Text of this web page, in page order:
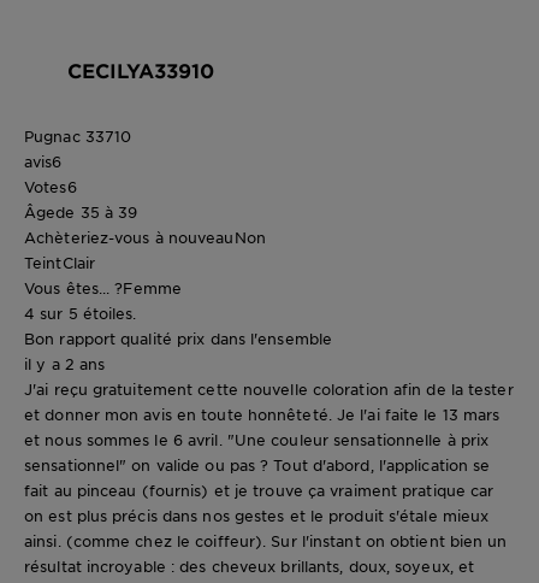
CECILYA33910
Pugnac 33710
avis6
Votes6
Âgede 35 à 39
Achèteriez-vous à nouveauNon
TeintClair
Vous êtes... ?Femme
4 sur 5 étoiles.
Bon rapport qualité prix dans l'ensemble
il y a 2 ans
J'ai reçu gratuitement cette nouvelle coloration afin de la tester
et donner mon avis en toute honnêteté. Je l'ai faite le 13 mars
et nous sommes le 6 avril. "Une couleur sensationnelle à prix
sensationnel" on valide ou pas ? Tout d'abord, l'application se
fait au pinceau (fournis) et je trouve ça vraiment pratique car
on est plus précis dans nos gestes et le produit s'étale mieux
ainsi. (comme chez le coiffeur). Sur l'instant on obtient bien un
résultat incroyable : des cheveux brillants, doux, soyeux, et